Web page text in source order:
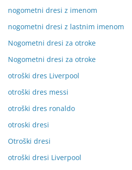
nogometni dresi z imenom
nogometni dresi z lastnim imenom
Nogometni dresi za otroke
Nogometni dresi za otroke
otroški dres Liverpool
otroški dres messi
otroški dres ronaldo
otroski dresi
Otroški dresi
otroški dresi Liverpool